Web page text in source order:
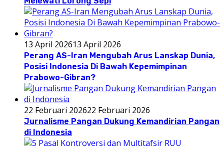
13 April 202613 April 2026
Perang AS-Iran Mengubah Arus Lanskap Dunia,
Posisi Indonesia Di Bawah Kepemimpinan
Prabowo-Gibran?
22 Februari 202622 Februari 2026
Jurnalisme Pangan Dukung Kemandirian Pangan
di Indonesia